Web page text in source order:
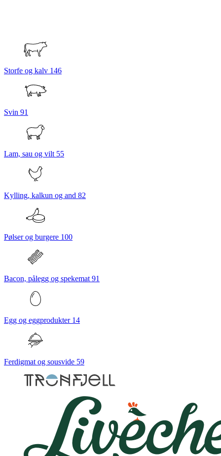
Storfe og kalv 146
Svin 91
Lam, sau og vilt 55
Kylling, kalkun og and 82
Pølser og burgere 100
Bacon, pålegg og spekemat 91
Egg og eggprodukter 14
Ferdigmat og sousvide 59